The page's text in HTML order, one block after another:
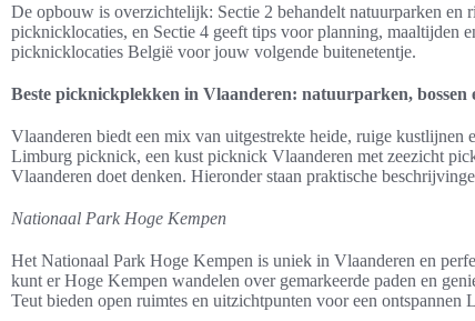
De opbouw is overzichtelijk: Sectie 2 behandelt natuurparken en
picknicklocaties, en Sectie 4 geeft tips voor planning, maaltijden
picknicklocaties België voor jouw volgende buitenetentje.
Beste picknickplekken in Vlaanderen: natuurparken, bossen
Vlaanderen biedt een mix van uitgestrekte heide, ruige kustlijnen
Limburg picknick, een kust picknick Vlaanderen met zeezicht
Vlaanderen doet denken. Hieronder staan praktische
Nationaal Park Hoge Kempen
Het Nationaal Park Hoge Kempen is uniek in Vlaanderen en
kunt er Hoge Kempen wandelen over gemarkeerde paden en
Teut bieden open ruimtes en uitzichtpunten voor een ontspannen